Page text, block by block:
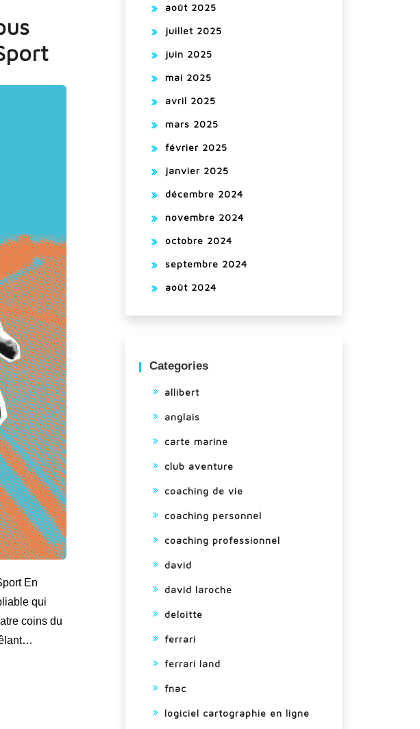
En
qui
coins du
août 2025
juillet 2025
juin 2025
mai 2025
avril 2025
mars 2025
février 2025
janvier 2025
décembre 2024
novembre 2024
octobre 2024
septembre 2024
août 2024
Categories
allibert
anglais
carte marine
club aventure
coaching de vie
coaching personnel
coaching professionnel
david
david laroche
deloitte
ferrari
ferrari land
fnac
logiciel cartographie en ligne